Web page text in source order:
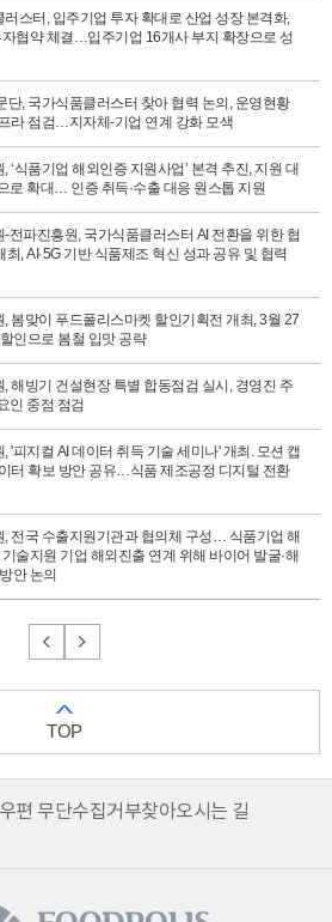
스터, 입주기업 투자 확대로 산업 성장 본격화,
협약 체결…입주기업 16개사 부지 확장으로 성
단, 국가식품클러스터 찾아 협력 논의, 운영현황
라 점검…지자체-기업 연계 강화 모색
‘식품기업 해외인증 지원사업’ 본격 추진, 지원 대
로 확대… 인증 취득·수출 대응 원스톱 지원
전파진흥원, 국가식품클러스터 AI 전환을 위한 협
최, AI·5G 기반 식품제조 혁신 성과 공유 및 협력
봄맞이 푸드폴리스마켓 할인기획전 개최, 3월 27
인으로 봄철 입맛 공략
해빙기 건설현장 특별 합동점검 실시, 경영진 주
인 중점 점검
'피지컬 AI 데이터 취득 기술 세미나' 개최. 모션 캡
터 확보 방안 공유…식품 제조공정 디지털 전환
, 전국 수출지원기관과 협의체 구성… 식품기업 해
술지원 기업 해외진출 연계 위해 바이어 발굴·해
안 논의
TOP
편 무단수집거부찾아오시는 길